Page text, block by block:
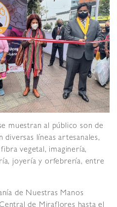
muestran al público son de
líneas artesanales,
vegetal, imaginería,
joyería y orfebrería, entre
de Nuestras Manos
de Miraflores hasta el